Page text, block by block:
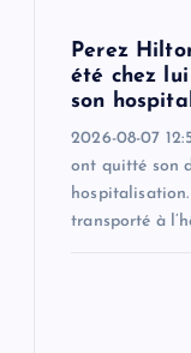
Perez
été chez
son
2026-08-07
ont quitté son
transporté à